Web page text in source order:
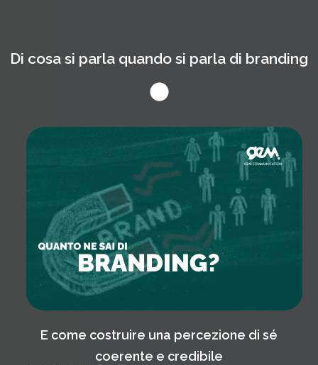
Di cosa si parla quando si parla di branding
E come costruire una percezione di sé
coerente e credibile